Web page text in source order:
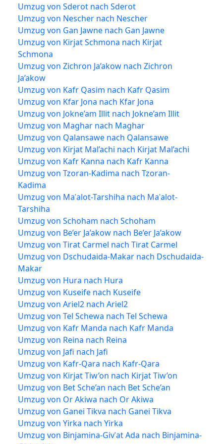
Umzug von Sderot nach Sderot
Umzug von Nescher nach Nescher
Umzug von Gan Jawne nach Gan Jawne
Umzug von Kirjat Schmona nach Kirjat
Schmona
Umzug von Zichron Ja’akow nach Zichron
Ja’akow
Umzug von Kafr Qasim nach Kafr Qasim
Umzug von Kfar Jona nach Kfar Jona
Umzug von Jokne’am Illit nach Jokne’am Illit
Umzug von Maghar nach Maghar
Umzug von Qalansawe nach Qalansawe
Umzug von Kirjat Mal’achi nach Kirjat Mal’achi
Umzug von Kafr Kanna nach Kafr Kanna
Umzug von Tzoran-Kadima nach Tzoran-
Kadima
Umzug von Maʿalot-Tarshiha nach Maʿalot-
Tarshiha
Umzug von Schoham nach Schoham
Umzug von Be’er Ja’akow nach Be’er Ja’akow
Umzug von Tirat Carmel nach Tirat Carmel
Umzug von Dschudaida-Makar nach Dschudaida-
Makar
Umzug von Hura nach Hura
Umzug von Kuseife nach Kuseife
Umzug von Ariel2 nach Ariel2
Umzug von Tel Schewa nach Tel Schewa
Umzug von Kafr Manda nach Kafr Manda
Umzug von Reina nach Reina
Umzug von Jafi nach Jafi
Umzug von Kafr-Qara nach Kafr-Qara
Umzug von Kirjat Tiw’on nach Kirjat Tiw’on
Umzug von Bet Sche’an nach Bet Sche’an
Umzug von Or Akiwa nach Or Akiwa
Umzug von Ganei Tikva nach Ganei Tikva
Umzug von Yirka nach Yirka
Umzug von Binjamina-Givʿat Ada nach Binjamina-